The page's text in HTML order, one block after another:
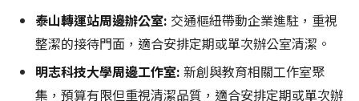
泰山轉運站周邊辦公室: 交通樞紐帶動企業進駐，重視
整潔的接待門面，適合安排定期或單次辦公室清潔。
明志科技大學周邊工作室: 新創與教育相關工作室聚
集，預算有限但重視清潔品質，適合安排定期或單次辦